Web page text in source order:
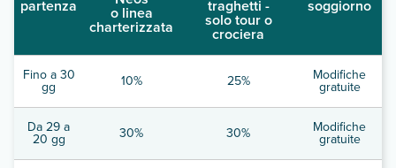
partenza o linea
charterizzata
traghetti -
solo tour o
crociera
soggiorno
Fino a 30
gg 10% 25% Modifiche
gratuite
Da 29 a
20 gg 30% 30% Modifiche
gratuite